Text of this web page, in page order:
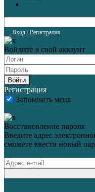
Вход / Регистрация
Войдите в свой аккаунт
Войти
Регистрация
Запомнить меня
Восстановление пароля
Введите адрес
сможете ввести новый